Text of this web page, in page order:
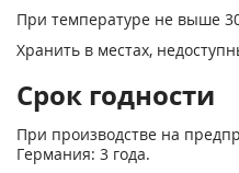
При температуре не выше
Хранить в местах,
Срок годности
При производстве на
Германия: 3 года.